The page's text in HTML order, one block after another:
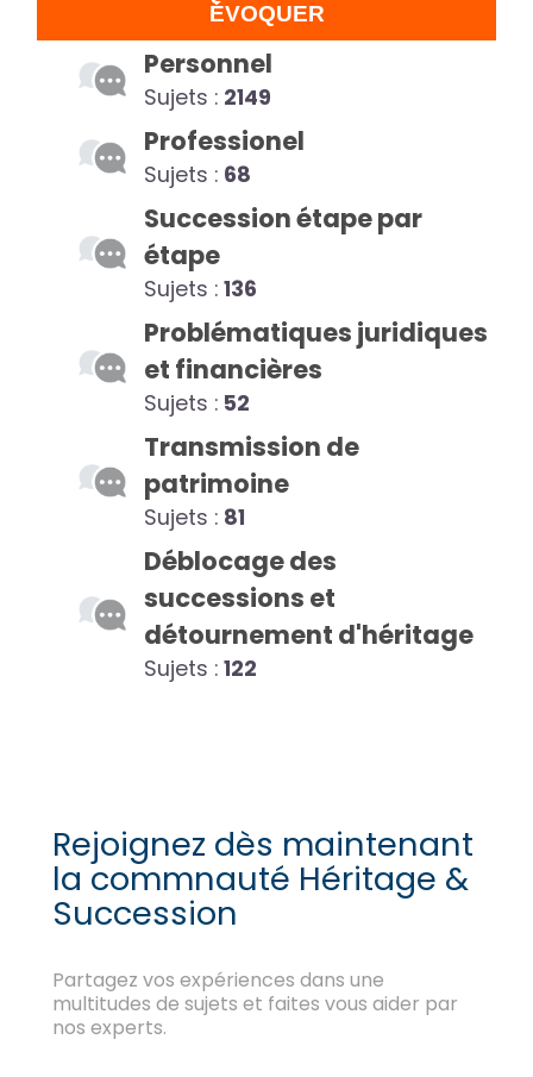
ÉVOQUER
Personnel
Sujets : 2149
Professionel
Sujets : 68
Succession étape par
étape
Sujets : 136
Problématiques juridiques
et financières
Sujets : 52
Transmission de
patrimoine
Sujets : 81
Déblocage des
successions et
détournement d'héritage
Sujets : 122
Rejoignez dès maintenant
la commnauté Héritage &
Succession
Partagez vos expériences dans une
multitudes de sujets et faites vous aider par
nos experts.